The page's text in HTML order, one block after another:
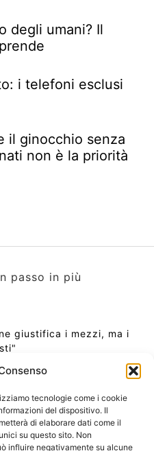
tecnologie come i cookie
del dispositivo. Il
di elaborare dati come il
su questo sito. Non
influire negativamente su alcune
degli umani? Il
i telefoni esclusi
il ginocchio senza
non è la priorità
passo in più
giustifica i mezzi, ma i
momento
Potrebbe Essere per